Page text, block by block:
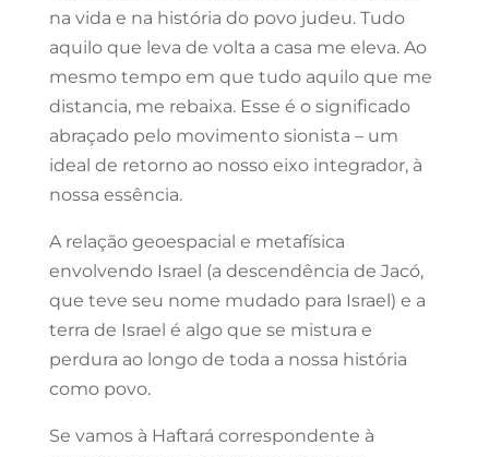
na vida e na história do povo judeu. Tudo
aquilo que leva de volta a casa me eleva. Ao
mesmo tempo em que tudo aquilo que me
distancia, me rebaixa. Esse é o significado
abraçado pelo movimento sionista – um
ideal de retorno ao nosso eixo integrador, à
nossa essência.
A relação geoespacial e metafísica
envolvendo Israel (a descendência de Jacó,
que teve seu nome mudado para Israel) e a
terra de Israel é algo que se mistura e
perdura ao longo de toda a nossa história
como povo.
Se vamos à Haftará correspondente à